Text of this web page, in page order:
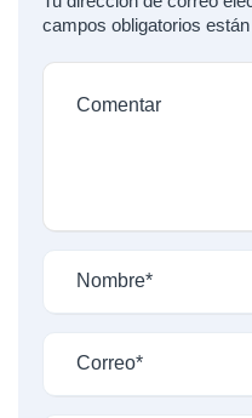
campos obligatorios